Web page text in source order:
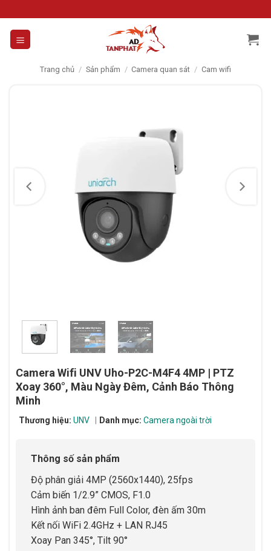
to
content
Trang chủ / Sản phẩm / Camera quan sát / Cam wifi
Camera Wifi UNV Uho-P2C-M4F4 4MP | PTZ
Xoay 360°, Màu Ngày Đêm, Cảnh Báo Thông
Minh
Thương hiệu: UNV Danh mục: Camera ngoài trời
Thông số sản phẩm
Độ phân giải 4MP (2560x1440), 25fps
Cảm biến 1/2.9” CMOS, F1.0
Hình ảnh ban đêm Full Color, đèn ấm 30m
Kết nối WiFi 2.4GHz + LAN RJ45
Xoay Pan 345°, Tilt 90°